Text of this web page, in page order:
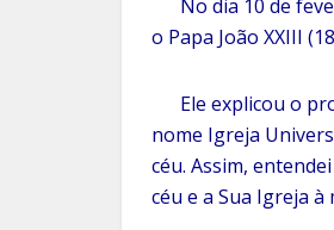
No dia 10 de
o Papa João XXIII
Ele explicou o
nome Igreja
céu. Assim,
céu e a Sua Igreja